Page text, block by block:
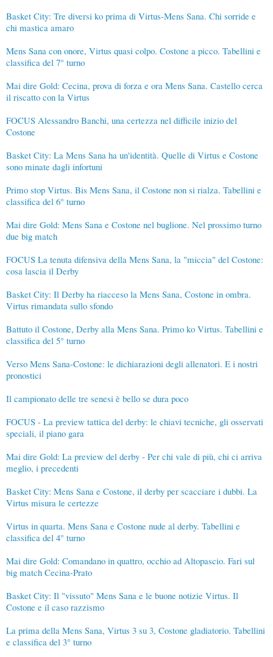
Basket City: Tre diversi ko prima di Virtus-Mens Sana. Chi sorride e
chi mastica amaro
Mens Sana con onore, Virtus quasi colpo. Costone a picco. Tabellini e
classifica del 7° turno
Mai dire Gold: Cecina, prova di forza e ora Mens Sana. Castello cerca
il riscatto con la Virtus
FOCUS Alessandro Banchi, una certezza nel difficile inizio del
Costone
Basket City: La Mens Sana ha un'identità. Quelle di Virtus e Costone
sono minate dagli infortuni
Primo stop Virtus. Bis Mens Sana, il Costone non si rialza. Tabellini e
classifica del 6° turno
Mai dire Gold: Mens Sana e Costone nel buglione. Nel prossimo turno
due big match
FOCUS La tenuta difensiva della Mens Sana, la "miccia" del Costone:
cosa lascia il Derby
Basket City: Il Derby ha riacceso la Mens Sana, Costone in ombra.
Virtus rimandata sullo sfondo
Battuto il Costone, Derby alla Mens Sana. Primo ko Virtus. Tabellini e
classifica del 5° turno
Verso Mens Sana-Costone: le dichiarazioni degli allenatori. E i nostri
pronostici
Il campionato delle tre senesi è bello se dura poco
FOCUS - La preview tattica del derby: le chiavi tecniche, gli osservati
speciali, il piano gara
Mai dire Gold: La preview del derby - Per chi vale di più, chi ci arriva
meglio, i precedenti
Basket City: Mens Sana e Costone, il derby per scacciare i dubbi. La
Virtus misura le certezze
Virtus in quarta. Mens Sana e Costone nude al derby. Tabellini e
classifica del 4° turno
Mai dire Gold: Comandano in quattro, occhio ad Altopascio. Fari sul
big match Cecina-Prato
Basket City: Il "vissuto" Mens Sana e le buone notizie Virtus. Il
Costone e il caso razzismo
La prima della Mens Sana, Virtus 3 su 3, Costone gladiatorio. Tabellini
e classifica del 3° turno